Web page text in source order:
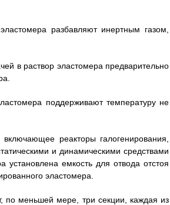
разбавляют инертным газом,
в раствор эластомера предварительно
поддерживают температуру не
реакторы галогенирования,
и динамическими средствами
установлена емкость для отвода отстоя
эластомера.
по меньшей мере, три секции, каждая из